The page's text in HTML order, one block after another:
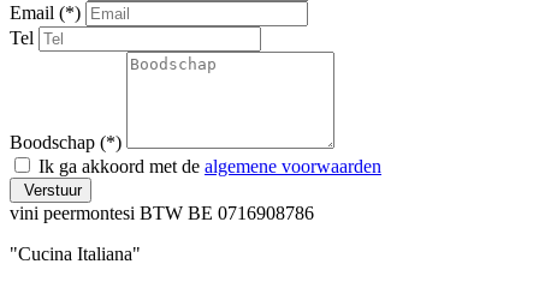
Email (*)
Tel
Boodschap (*)
Ik ga akkoord met de algemene voorwaarden
Verstuur
vini peermontesi BTW BE 0716908786
"Cucina Italiana"